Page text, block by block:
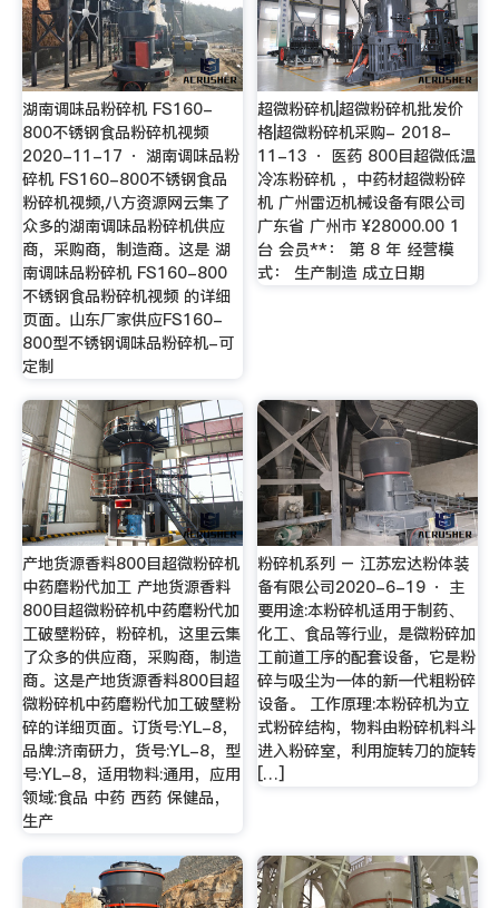
湖南调味品粉碎机 FS160-
800不锈钢食品粉碎机视频
2020-11-17 · 湖南调味品粉
碎机 FS160-800不锈钢食品
粉碎机视频,八方资源网云集了
众多的湖南调味品粉碎机供应
商，采购商，制造商。这是 湖
南调味品粉碎机 FS160-800
不锈钢食品粉碎机视频 的详细
页面。山东厂家供应FS160-
800型不锈钢调味品粉碎机-可
定制
超微粉碎机|超微粉碎机批发价
格|超微粉碎机采购- 2018-
11-13 · 医药 800目超微低温
冷冻粉碎机 ，中药材超微粉碎
机 广州雷迈机械设备有限公司
广东省 广州市 ¥28000.00 1
台 会员**： 第 8 年 经营模
式： 生产制造 成立日期
产地货源香料800目超微粉碎机
中药磨粉代加工 产地货源香料
800目超微粉碎机中药磨粉代加
工破壁粉碎，粉碎机，这里云集
了众多的供应商，采购商，制造
商。这是产地货源香料800目超
微粉碎机中药磨粉代加工破壁粉
碎的详细页面。订货号:YL-8，
品牌:济南研力，货号:YL-8，型
号:YL-8，适用物料:通用，应用
领域:食品 中药 西药 保健品，
生产
粉碎机系列 – 江苏宏达粉体装
备有限公司2020-6-19 · 主
要用途:本粉碎机适用于制药、
化工、食品等行业，是微粉碎加
工前道工序的配套设备，它是粉
碎与吸尘为一体的新一代粗粉碎
设备。 工作原理:本粉碎机为立
式粉碎结构，物料由粉碎机料斗
进入粉碎室，利用旋转刀的旋转
[…]